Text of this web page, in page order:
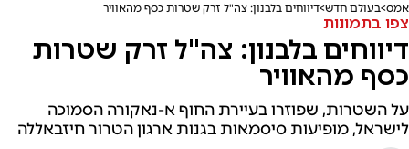
אמס בעולם חדש דיווחים בלבנון: צה"ל זרק שטרות כסף מהאוויר
צפו בתמונות
דיווחים בלבנון: צה"ל זרק שטרות
כסף מהאוויר
על השטרות, שפוזרו בעיירת החוף א-נאקורה הסמוכה
לישראל, מופיעות סיסמאות בגנות ארגון הטרור חיזבאללה